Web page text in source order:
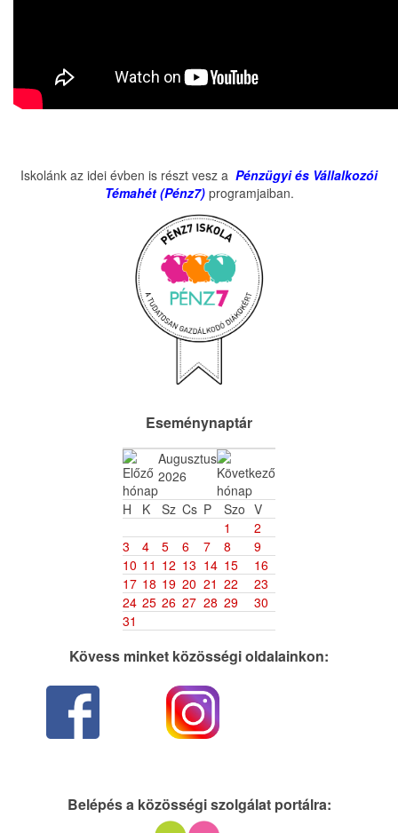
Iskolánk az idei évben is részt vesz a Pénzügyi és Vállalkozói
Témahét (Pénz7)programjaiban.
Eseménynaptár
Augusztus
2026
H
K Sz Cs P Szo V
1
2
3
4 5 6 7 8
9
10 11 12 13 14 15
16
17 18 19 20 21 22
23
24 25 26 27 28 29
30
31
Kövess minket közösségi oldalainkon:
Belépés a közösségi szolgálat portálra: